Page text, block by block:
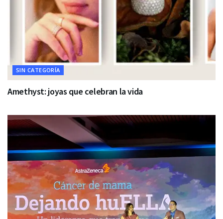
SIN CATEGORÍA
Amethyst: joyas que celebran la vida